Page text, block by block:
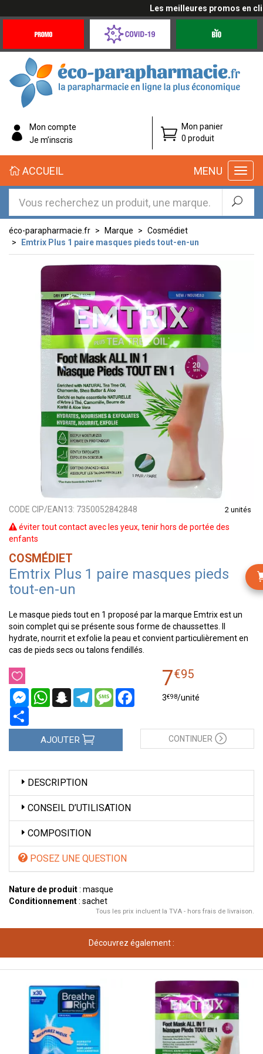
Les meilleures promos en
Offres
Coronavirus
éco-
parapharmacie.fr
éco-
parapharmacie.fr
Mon compte
Je m’inscris
Mon panier
0 produit
MENU
ACCUEIL
éco-parapharmacie.fr Marque
Cosmédiet
Emtrix Plus 1 paire masques pieds tout-en-un
CODE CIP/EAN13: 7350052842848 2 unités
éviter tout contact avec les yeux, tenir hors de portée des
enfants
COSMÉDIET
Emtrix Plus 1 paire masques pieds
tout-en-un
Le masque pieds tout en 1 proposé par la marque Emtrix est un
soin complet qui se présente sous forme de chaussettes. Il
hydrate, nourrit et exfolie la peau et convient particulièrement en
cas de pieds secs ou talons fendillés.
MessengerWhatsAppSnapchatTelegramMessageFacebook
7€95
3€98/unité
AJOUTER CONTINUER
DESCRIPTION
CONSEIL D’UTILISATION
COMPOSITION
POSEZ UNE QUESTION
Nature de produit: masque
Conditionnement: sachet
Tous les prix incluent la TVA - hors frais de livraison.
Découvrez également :